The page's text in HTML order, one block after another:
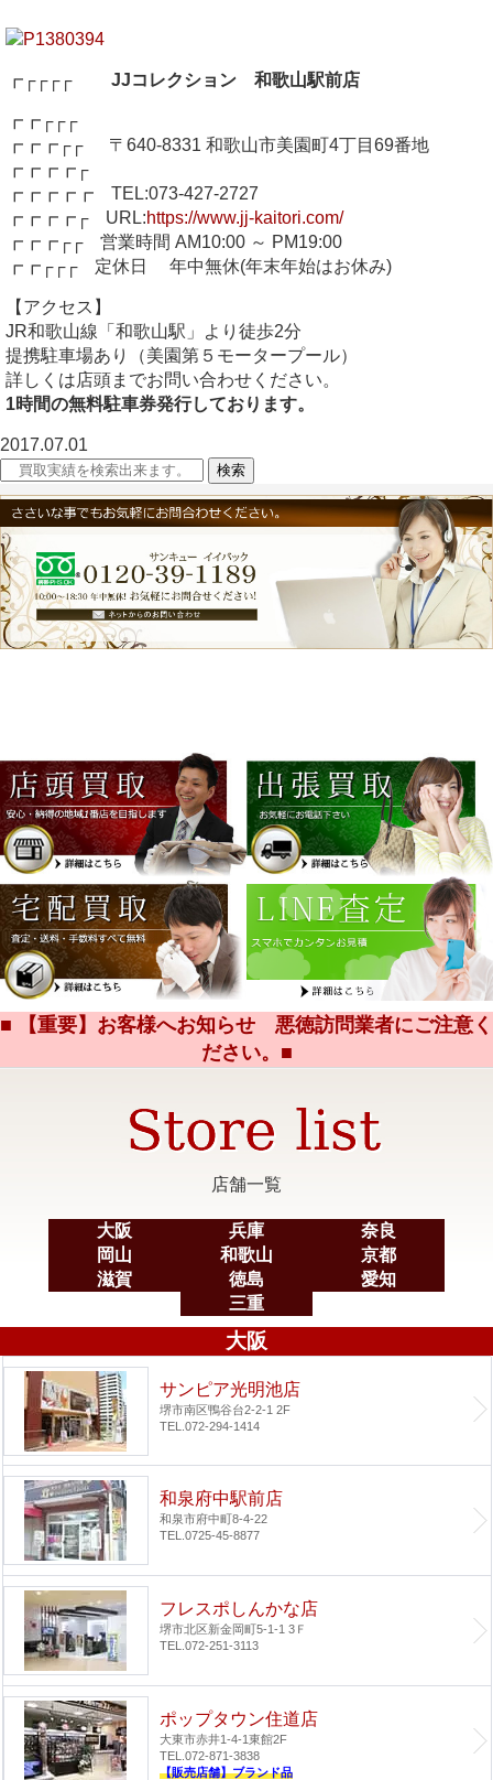
┏┌┌┌┌ JJコレクション 和歌山駅前店
┏┏┌┌┌
┏┏┏┌┌ 〒640-8331 和歌山市美園町4丁目69番地
┏┏┏┏┌
┏┏┏┏┏ TEL:073-427-2727
┏┏┏┏┌ URL:https://www.jj-kaitori.com/
┏┏┏┌┌ 営業時間 AM10:00 ～ PM19:00
┏┏┌┌┌ 定休日 年中無休(年末年始はお休み)
【アクセス】
JR和歌山線「和歌山駅」より徒歩2分
提携駐車場あり（美園第５モータープール）
詳しくは店頭までお問い合わせください。
1時間の無料駐車券発行しております。
2017.07.01
■ 【重要】お客様へお知らせ 悪徳訪問業者にご注意く
ださい。■
店舗一覧
大阪 兵庫
奈良
岡山
和歌山
京都
滋賀
徳島
愛知
三重
大阪
サンピア光明池店
堺市南区鴨谷台2-2-1 2F
TEL.072-294-1414
和泉府中駅前店
和泉市府中町8-4-22
TEL.0725-45-8877
フレスポしんかな店
堺市北区新金岡町5-1-1 3Ｆ
TEL.072-251-3113
ポップタウン住道店
大東市赤井1-4-1東館2F
TEL.072-871-3838
【販売店舗】ブランド品